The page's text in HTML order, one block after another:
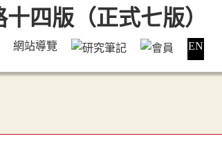
網站導覽 EN